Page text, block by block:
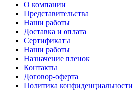
О компании
Представительства
Наши работы
Доставка и оплата
Сертификаты
Наши работы
Назначение пленок
Контакты
Договор-оферта
Политика конфиденциальности